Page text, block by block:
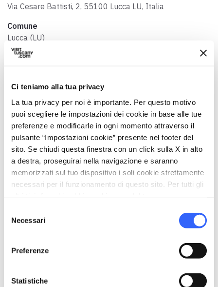
Ci teniamo alla tua privacy
La tua privacy per noi è importante. Per questo motivo
puoi scegliere le impostazioni dei cookie in base alle tue
preferenze e modificarle in ogni momento attraverso il
pulsante “Impostazioni cookie” presente nel footer del
sito. Se chiudi questa finestra con un click sulla X in alto
a destra, proseguirai nella navigazione e saranno
memorizzati sul tuo dispositivo i soli cookie strettamente
necessari per il funzionamento di questo sito. Per tutti gli
delNecessari
Preferenze
Statistiche
Via Cesare Battisti, 2, 55100 Lucca LU, Italia
Comune
Lucca (LU)
Coordinate GPS
43.844251,10.502831
Referente
Samantha Cesaretti
Telefono
0583 409546 (interno 2)
Sito Web
misericordialucca.org
Accessibilità ai disabili